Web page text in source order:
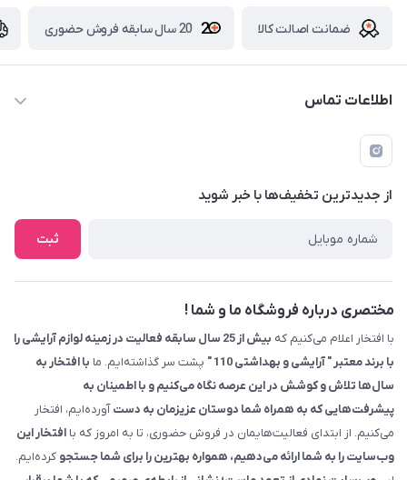
ضمانت اصالت کالا 20 سال سابقه فروش حضوری
اطلاعات تماس
09229839700 - 08338354666
info@cosmetics110.com
کرمانشاه ، بلوار نوبهار ، بین کوی ۱۱۰ و ۱۱۲ ، آرایشی و بهداشتی ۱۱۰
از جدید‌ترین تخفیف‌ها با‌ خبر شوید
ثبت
مختصری درباره فروشگاه ما و شما !
با افتخار اعلام می‌کنیم که
بیش از 25 سال سابقه فعالیت در زمینه لوازم آرایشی را
با برند معتبر " آرایشی و بهداشتی 110 "
پشت سر گذاشته‌ایم. ما با افتخار به
سال‌ها تلاش و کوشش در این عرصه نگاه می‌کنیم و با اطمینان به
پیشرفت‌هایی که به همراه شما دوستان عزیزمان به دستآورده‌ایم، افتخار
می‌کنیم. از ابتدای فعالیت‌هایمان در فروش حضوری، تا به امروز که با افتخار این
وب‌سایت را به شما ارائه می‌دهیم، همواره بهترین را برای شما جستجو کرده‌ایم.